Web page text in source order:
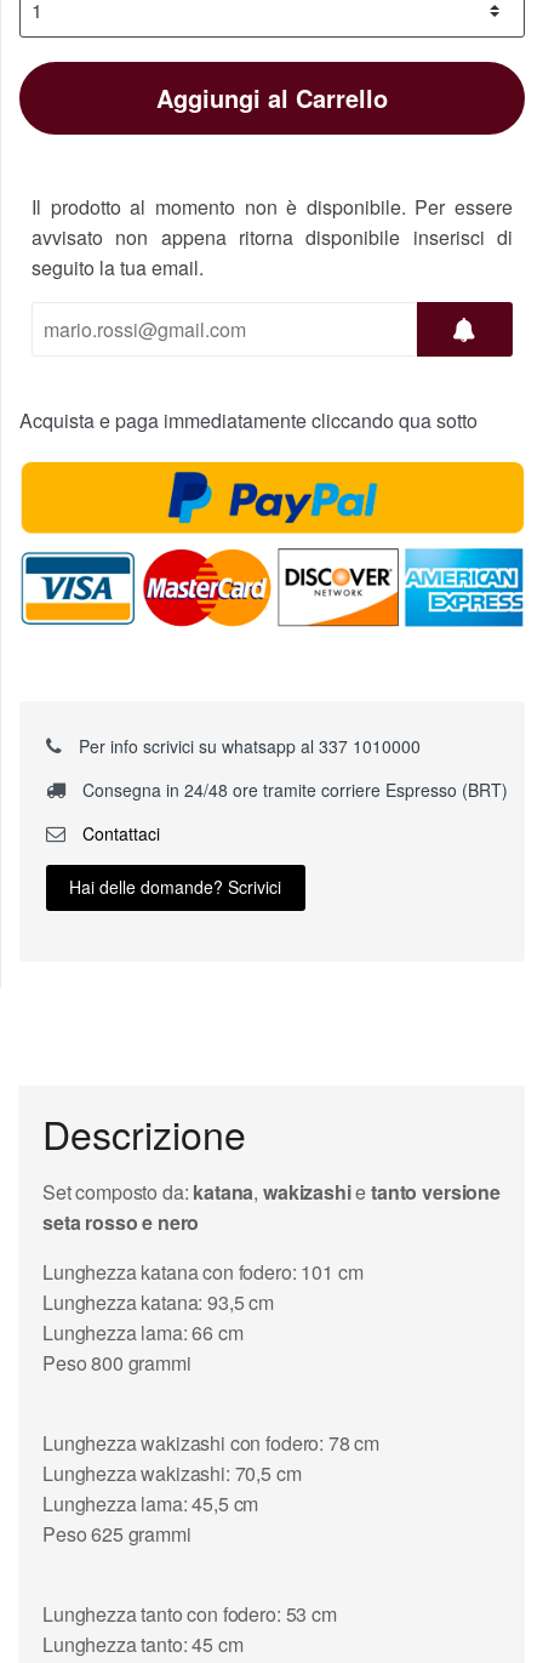
Aggiungi al Carrello
Il prodotto al momento non è disponibile. Per essere
avvisato non appena ritorna disponibile inserisci di
seguito la tua email.
Acquista e paga immediatamente cliccando qua sotto
Per info scrivici su whatsapp al 337 1010000
Consegna in 24/48 ore tramite corriere Espresso (BRT)
Contattaci
Hai delle domande? Scrivici
Descrizione
Set composto da: katana,wakizashietanto versione
seta rosso e nero
Lunghezza katana con fodero: 101 cm
Lunghezza katana: 93,5 cm
Lunghezza lama: 66 cm
Peso 800 grammi
Lunghezza wakizashi con fodero: 78 cm
Lunghezza wakizashi: 70,5 cm
Lunghezza lama: 45,5 cm
Peso 625 grammi
Lunghezza tanto con fodero: 53 cm
Lunghezza tanto: 45 cm